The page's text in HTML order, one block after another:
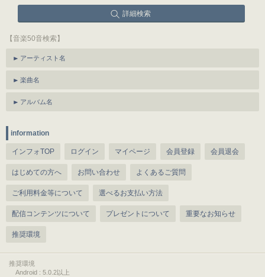
詳細検索
【音楽50音検索】
アーティスト名
楽曲名
アルバム名
information
インフォTOP ログイン マイページ 会員登録 会員退会
はじめての方へ お問い合わせ よくあるご質問
ご利用料金等について 選べるお支払い方法
配信コンテンツについて プレゼントについて 重要なお知らせ
推奨環境
推奨環境
Android : 5.0.2以上